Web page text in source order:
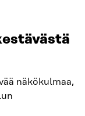
näkökulmaa,